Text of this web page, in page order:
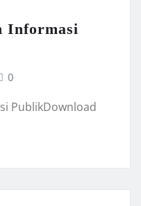
Informasi
0
PublikDownload